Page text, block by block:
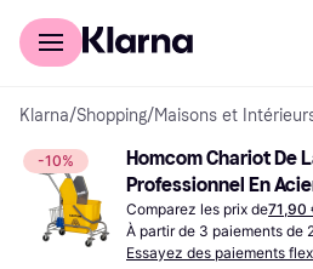
Acheter avec Klarna
Klarna/Shopping/Maisons et
-10%
Homcom Chariot De
Professionnel En
Rangements Jaune
Comparez les prix de71,90
À partir de 3 paiements de
Essayez des paiements